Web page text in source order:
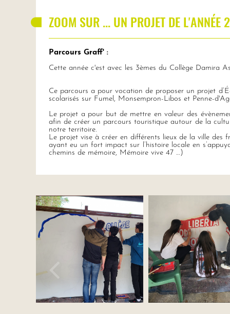
ZOOM SUR ... UN PROJET DE
Parcours Graff' :
Cette année c'est avec les 3èmes du Collège Damira
Ce parcours a pour vocation de proposer un projet
scolarisés sur Fumel, Monsempron-Libos et Penne-
Le projet a pour but de mettre en valeur des
afin de créer un parcours touristique autour de la
notre territoire.
Le projet vise à créer en différents lieux de la ville des
ayant eu un fort impact sur l’histoire locale en
chemins de mémoire, Mémoire vive 47 …)